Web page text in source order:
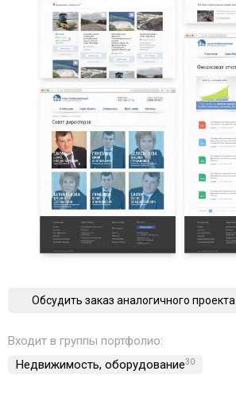
Обсудить заказ аналогичного проекта
Входит в группы портфолио:
Недвижимость, обoрудование30